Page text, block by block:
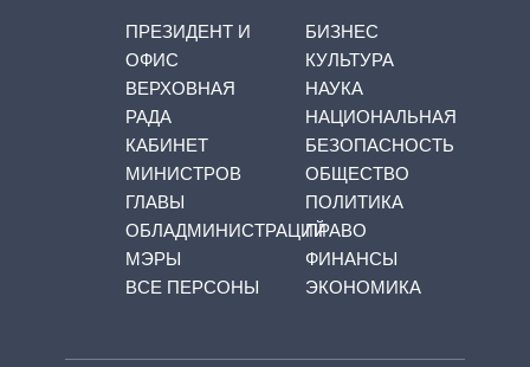
ПРЕЗИДЕНТ И
ОФИС
ВЕРХОВНАЯ
РАДА
КАБИНЕТ
МИНИСТРОВ
ГЛАВЫ
ОБЛАДМИНИСТРАЦИЙ
МЭРЫ
ВСЕ ПЕРСОНЫ
БИЗНЕС
КУЛЬТУРА
НАУКА
НАЦИОНАЛЬНАЯ
БЕЗОПАСНОСТЬ
ОБЩЕСТВО
ПОЛИТИКА
ПРАВО
ФИНАНСЫ
ЭКОНОМИКА